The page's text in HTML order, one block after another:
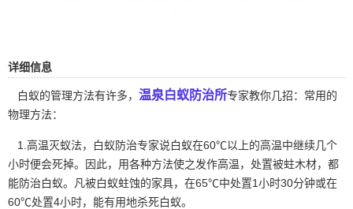
详细信息
白蚁的管理方法有许多， 温泉白蚁防治所专家教你几招：常用的
物理方法：
1.高温灭蚁法，白蚁防治专家说白蚁在60℃以上的高温中继续几个
小时便会死掉。因此，用各种方法使之发作高温，处置被蛀木材，都
能防治白蚁。凡被白蚁蛀蚀的家具，在65℃中处置1小时30分钟或在
60℃处置4小时，能有用地杀死白蚁。